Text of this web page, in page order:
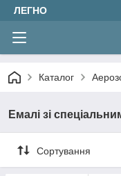
ЛЕГНО
Каталог
Емалі зі
Сортування